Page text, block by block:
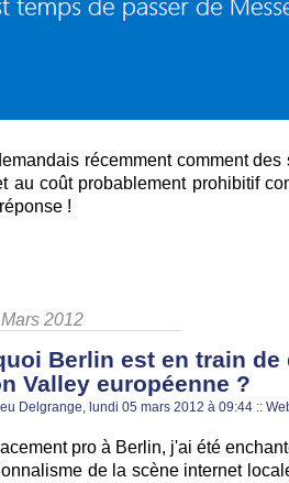
récemment comment
au coût probablement prohibitif
!
2012
Berlin est en train de
Valley européenne ?
Delgrange, lundi 05 mars 2012 à 09:44 ::
pro à Berlin, j'ai été
de la scène internet